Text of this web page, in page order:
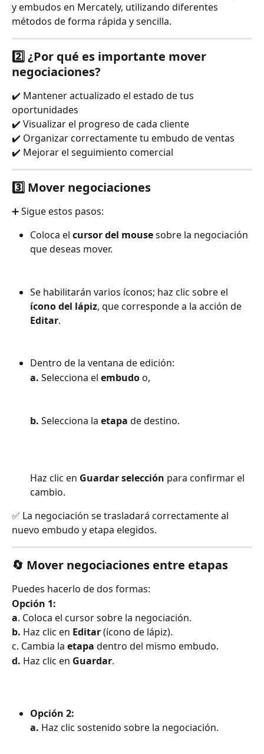
y embudos en Mercately, utilizando diferentes
métodos de forma rápida y sencilla.
2️⃣ ¿Por qué es importante mover
negociaciones?
✔️ Mantener actualizado el estado de tus
oportunidades
✔️ Visualizar el progreso de cada cliente
✔️ Organizar correctamente tu embudo de ventas
✔️ Mejorar el seguimiento comercial
3️⃣ Mover negociaciones
➕ Sigue estos pasos:
Coloca el cursor del mouse sobre la negociación
que deseas mover.
Se habilitarán varios íconos; haz clic sobre el
ícono del lápiz, que corresponde a la acción de
Editar.
Dentro de la ventana de edición:
a. Selecciona el embudo o,
b. Selecciona la etapa de destino.
Haz clic en Guardar selección para confirmar el
cambio.
✅ La negociación se trasladará correctamente al
nuevo embudo y etapa elegidos.
🔄 Mover negociaciones entre etapas
Puedes hacerlo de dos formas:
Opción 1:
a. Coloca el cursor sobre la negociación.
b. Haz clic en Editar (ícono de lápiz).
c. Cambia la etapa dentro del mismo embudo.
d. Haz clic en Guardar.
Opción 2:
a. Haz clic sostenido sobre la negociación.